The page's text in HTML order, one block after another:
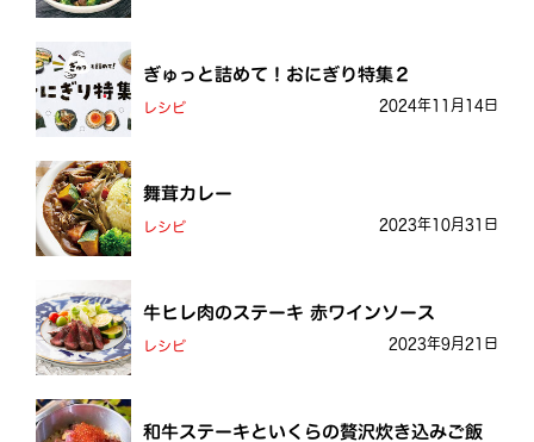
ぎゅっと詰めて！おにぎり特集２
レシピ 2024年11月14日
舞茸カレー
レシピ 2023年10月31日
牛ヒレ肉のステーキ 赤ワインソース
レシピ 2023年9月21日
和牛ステーキといくらの贅沢炊き込みご飯